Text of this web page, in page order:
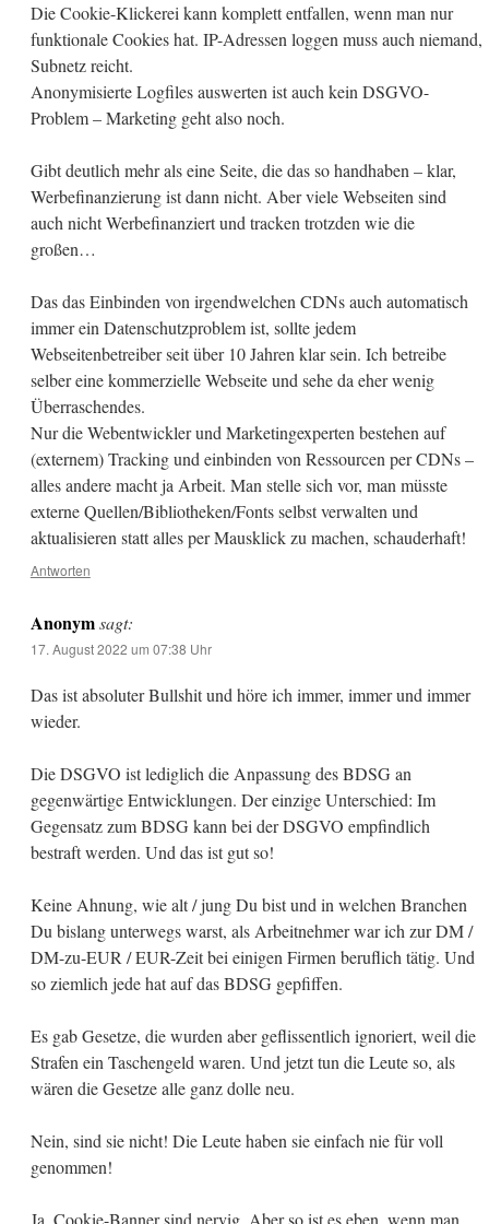
Die Cookie-Klickerei kann komplett entfallen, wenn man nur
funktionale Cookies hat. IP-Adressen loggen muss auch niemand,
Subnetz reicht.
Anonymisierte Logfiles auswerten ist auch kein DSGVO-
Problem – Marketing geht also noch.
Gibt deutlich mehr als eine Seite, die das so handhaben – klar,
Werbefinanzierung ist dann nicht. Aber viele Webseiten sind
auch nicht Werbefinanziert und tracken trotzden wie die
großen…
Das das Einbinden von irgendwelchen CDNs auch automatisch
immer ein Datenschutzproblem ist, sollte jedem
Webseitenbetreiber seit über 10 Jahren klar sein. Ich betreibe
selber eine kommerzielle Webseite und sehe da eher wenig
Überraschendes.
Nur die Webentwickler und Marketingexperten bestehen auf
(externem) Tracking und einbinden von Ressourcen per CDNs –
alles andere macht ja Arbeit. Man stelle sich vor, man müsste
externe Quellen/Bibliotheken/Fonts selbst verwalten und
aktualisieren statt alles per Mausklick zu machen, schauderhaft!
Antworten
Anonym sagt:
17. August 2022 um 07:38 Uhr
Das ist absoluter Bullshit und höre ich immer, immer und immer
wieder.
Die DSGVO ist lediglich die Anpassung des BDSG an
gegenwärtige Entwicklungen. Der einzige Unterschied: Im
Gegensatz zum BDSG kann bei der DSGVO empfindlich
bestraft werden. Und das ist gut so!
Keine Ahnung, wie alt / jung Du bist und in welchen Branchen
Du bislang unterwegs warst, als Arbeitnehmer war ich zur DM /
DM-zu-EUR / EUR-Zeit bei einigen Firmen beruflich tätig. Und
so ziemlich jede hat auf das BDSG gepfiffen.
Es gab Gesetze, die wurden aber geflissentlich ignoriert, weil die
Strafen ein Taschengeld waren. Und jetzt tun die Leute so, als
wären die Gesetze alle ganz dolle neu.
Nein, sind sie nicht! Die Leute haben sie einfach nie für voll
genommen!
Ja, Cookie-Banner sind nervig. Aber so ist es eben, wenn man